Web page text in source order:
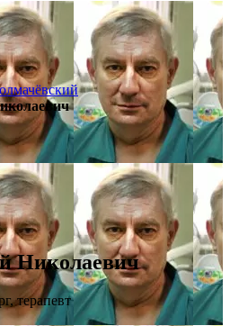
Николаевич
терапевт